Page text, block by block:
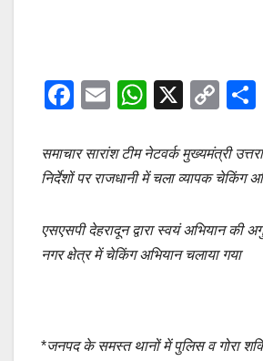
F
c
e
o
o
E
ail
W
at
s
p
p
X
C
p
y
n
k
समाचार सारांश टीम नेटवर्क मुख्यमंत्री
निर्देशों पर राजधानी में चला व्यापक चेकिंग
एसएसपी देहरादून द्वारा स्वयं अभियान की
नगर क्षेत्र में चेकिंग अभियान चलाया गया
*जनपद के समस्त थानों में पुलिस व गोरा